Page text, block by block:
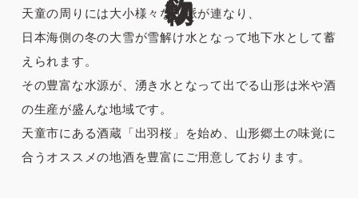
天童の周りには大小様々な山脈が連なり、
日本海側の冬の大雪が雪解け水となって地下水として蓄
えられます。
その豊富な水源が、湧き水となって出でる山形は米や酒
の生産が盛んな地域です。
天童市にある酒蔵「出羽桜」を始め、山形郷土の味覚に
合うオススメの地酒を豊富にご用意しております。